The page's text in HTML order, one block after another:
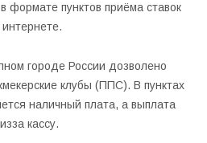
пунктов приёма ставок
городе России дозволено
клубы (ППС). В пунктах
наличный плата, а выплата
кассу.